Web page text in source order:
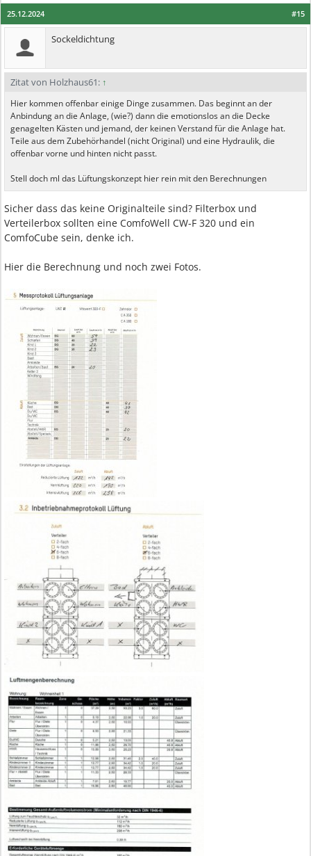
#15
25.12.2024
Sockeldichtung
Zitat von Holzhaus61: ↑
Hier kommen offenbar einige Dinge zusammen. Das beginnt an der
Anbindung an die Anlage, (wie?) dann die emotionslos an die Decke
genagelten Kästen und jemand, der keinen Verstand für die Anlage hat.
Teile aus dem Zubehörhandel (nicht Original) und eine Hydraulik, die
offenbar vorne und hinten nicht passt.
Stell doch ml das Lüftungskonzept hier rein mit den Berechnungen
Sicher dass das keine Originalteile sind? Filterbox und
Verteilerbox sollten eine ComfoWell CW-F 320 und ein
ComfoCube sein, denke ich.
Hier die Berechnung und noch zwei Fotos.